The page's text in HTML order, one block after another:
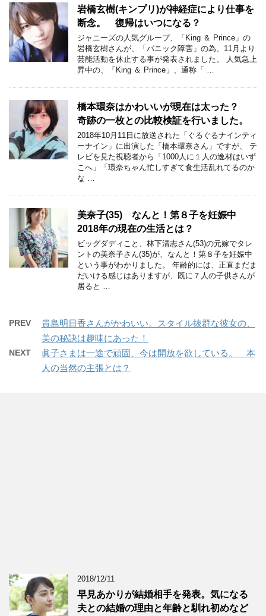
岩橋玄樹(キンプリ)が神経症により仕事を
断念。 復帰はいつになる？
ジャニーズの人気グループ、「King ＆ Prince」の
岩橋玄樹さんが、「パニック障害」の為、11月より
芸能活動を休止する事が発表されました。 人気急上
昇中の、「King ＆ Prince」、通称「 …
橋本環奈はかわいいが現在は太った？
奇跡の一枚との比較検証を行いました。
2018年10月11日に放送された「ぐるぐるナインティ
ーナイン」に出演した「橋本環奈さん」ですが、 テ
レビを見た視聴者から「1000人に１人の逸材はいず
こへ」「環奈ちゃん忙しすぎて食生活乱れてるのか
な …
美奈子(35) なんと！第８子を妊娠中
2018年の現在の生活とは？
ビッグダディこと、林下清志さん(53)の元嫁でタレ
ントの美奈子さん(35)が、なんと！第８子を妊娠中
という事がわかりました。 年齢的には、正直まだま
だいける感じはありますが、既に７人の子供さんが
居ると …
PREV
貴島明日香さんがかわいい。スタイル抜群な彼女の、
美の秘訣は趣味にあった！
NEXT
眞子さまは一途で頑固、今は開放を欲している。 本
人の当然の主張とは？
2018/12/11
早見あかりが結婚相手を発表。気になる
夫との結婚の理由と年齢と馴れ初めなど